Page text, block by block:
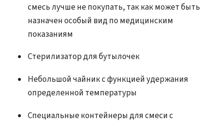
смесь лучше не покупать, так как может быть
назначен особый вид по медицинским
показаниям
Стерилизатор для бутылочек
Небольшой чайник с функцией удержания
определенной температуры
Специальные контейнеры для смеси с